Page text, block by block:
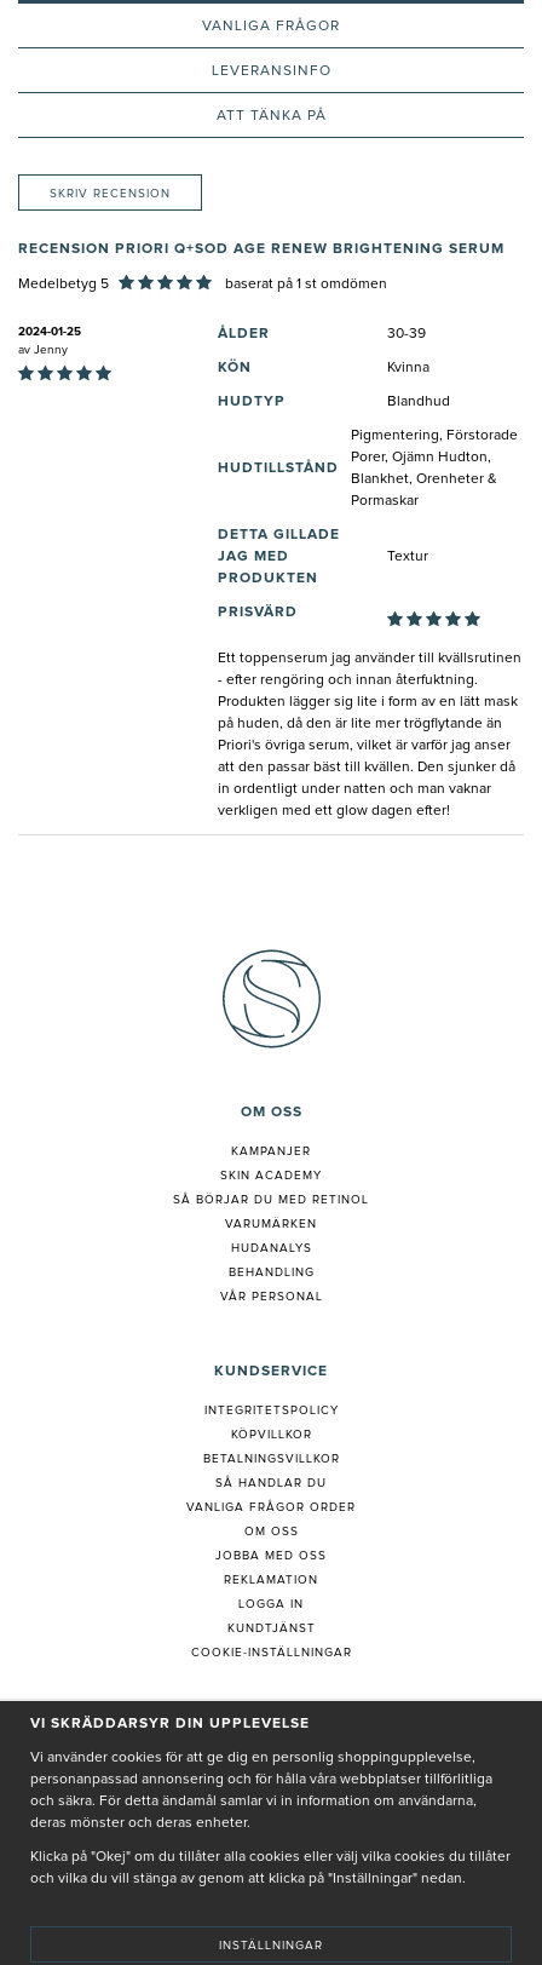
VANLIGA FRÅGOR
LEVERANSINFO
ATT TÄNKA PÅ
SKRIV RECENSION
RECENSION PRIORI Q+SOD AGE RENEW BRIGHTENING SERUM
Medelbetyg 5 baserat på 1 st omdömen
2024-01-25
av Jenny
ÅLDER 30-39
KÖN Kvinna
HUDTYP Blandhud
HUDTILLSTÅND
Pigmentering, Förstorade
Porer, Ojämn Hudton,
Blankhet, Orenheter &
Pormaskar
DETTA GILLADE
JAG MED
PRODUKTEN
Textur
PRISVÄRD
Ett toppenserum jag använder till kvällsrutinen
- efter rengöring och innan återfuktning.
Produkten lägger sig lite i form av en lätt mask
på huden, då den är lite mer trögflytande än
Priori's övriga serum, vilket är varför jag anser
att den passar bäst till kvällen. Den sjunker då
in ordentligt under natten och man vaknar
verkligen med ett glow dagen efter!
OM OSS
KAMPANJER
SKIN ACADEMY
SÅ BÖRJAR DU MED RETINOL
VARUMÄRKEN
HUDANALYS
BEHANDLING
VÅR PERSONAL
KUNDSERVICE
INTEGRITETSPOLICY
KÖPVILLKOR
BETALNINGSVILLKOR
SÅ HANDLAR DU
VANLIGA FRÅGOR ORDER
OM OSS
JOBBA MED OSS
REKLAMATION
LOGGA IN
KUNDTJÄNST
COOKIE-INSTÄLLNINGAR
PRENUMERERA PÅ NYHETSBREV
Genom att ge min e-post, accepterar jag Seth och Sallyintegritetspolicy
De uppgifter du matar in kommer endast användas till våra nyhetsbrev.
VI SKRÄDDARSYR DIN UPPLEVELSE
Vi använder cookies för att ge dig en personlig shoppingupplevelse,
personanpassad annonsering och för hålla våra webbplatser tillförlitliga
och säkra. För detta ändamål samlar vi in information om användarna,
deras mönster och deras enheter.
Klicka på "Okej" om du tillåter alla cookies eller välj vilka cookies du tillåter
och vilka du vill stänga av genom att klicka på "Inställningar" nedan.
INSTÄLLNINGAR